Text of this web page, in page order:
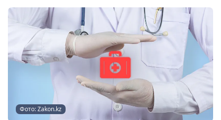
Фото: Zakon.kz